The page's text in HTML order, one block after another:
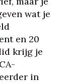
wat je
en 20
krijg je
in